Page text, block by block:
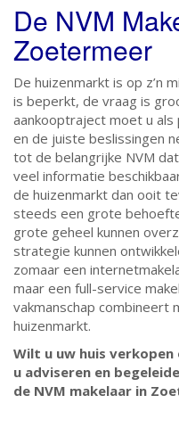
De NVM
Zoetermeer
De huizenmarkt is op z’n
is beperkt, de vraag is
aankooptraject moet u als
en de juiste beslissingen
tot de belangrijke NVM
veel informatie
de huizenmarkt dan ooit
steeds een grote
grote geheel kunnen
strategie kunnen
zomaar een
maar een full-service
vakmanschap combineert
huizenmarkt.
Wilt u uw huis verkopen
u adviseren en
de NVM makelaar in